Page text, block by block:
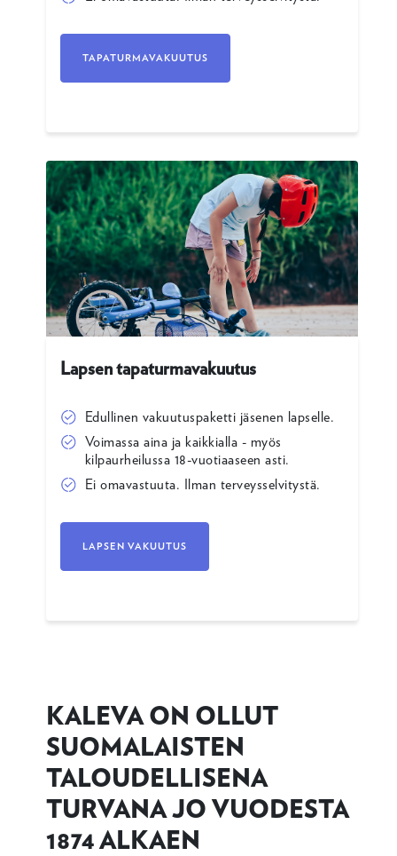
TAPATURMAVAKUUTUS
Lapsen tapaturmavakuutus
Edullinen vakuutuspaketti jäsenen lapselle.
Voimassa aina ja kaikkialla - myös
kilpaurheilussa 18-vuotiaaseen asti.
Ei omavastuuta. Ilman terveysselvitystä.
LAPSEN VAKUUTUS
KALEVA ON OLLUT
SUOMALAISTEN
TALOUDELLISENA
TURVANA JO VUODESTA
1874 ALKAEN